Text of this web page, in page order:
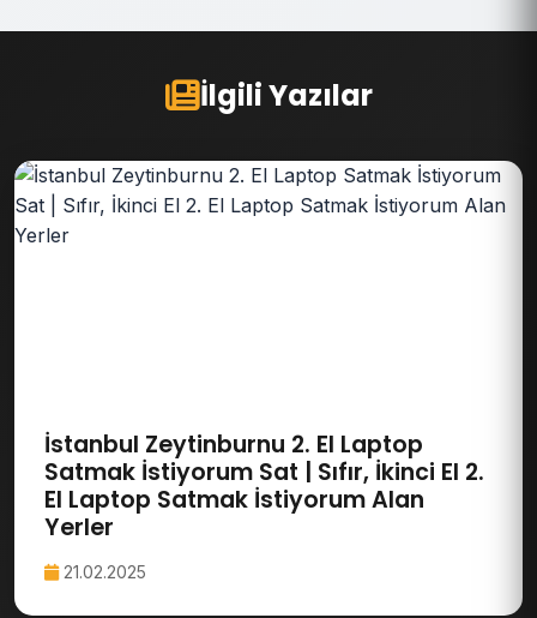
İlgili Yazılar
İstanbul Zeytinburnu 2. El Laptop
Satmak İstiyorum Sat | Sıfır, İkinci El 2.
El Laptop Satmak İstiyorum Alan
Yerler
21.02.2025